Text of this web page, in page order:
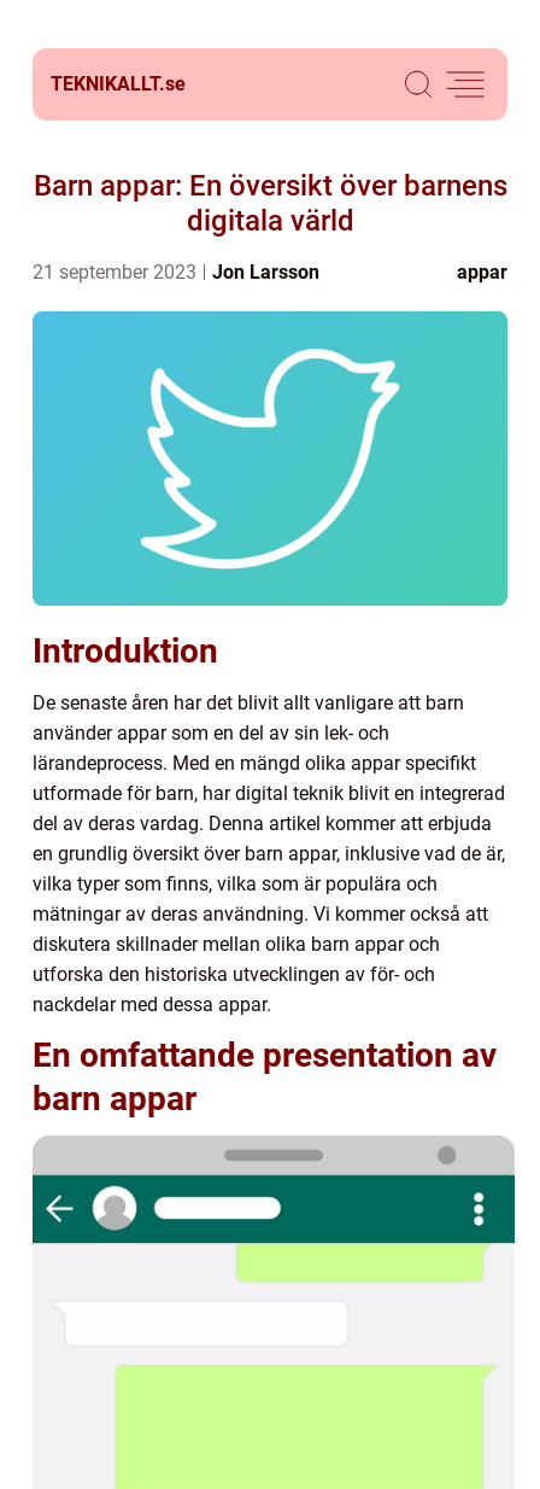
TEKNIKALLT.se
Barn appar: En översikt över barnens
digitala värld
21 september 2023 Jon Larsson appar
Introduktion
De senaste åren har det blivit allt vanligare att barn
använder appar som en del av sin lek- och
lärandeprocess. Med en mängd olika appar specifikt
utformade för barn, har digital teknik blivit en integrerad
del av deras vardag. Denna artikel kommer att erbjuda
en grundlig översikt över barn appar, inklusive vad de är,
vilka typer som finns, vilka som är populära och
mätningar av deras användning. Vi kommer också att
diskutera skillnader mellan olika barn appar och
utforska den historiska utvecklingen av för- och
nackdelar med dessa appar.
En omfattande presentation av
barn appar